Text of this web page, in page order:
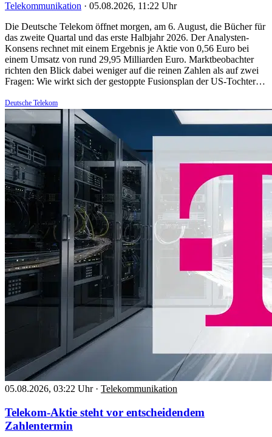
Telekommunikation · 05.08.2026, 11:22 Uhr
Die Deutsche Telekom öffnet morgen, am 6. August, die Bücher für
das zweite Quartal und das erste Halbjahr 2026. Der Analysten-
Konsens rechnet mit einem Ergebnis je Aktie von 0,56 Euro bei
einem Umsatz von rund 29,95 Milliarden Euro. Marktbeobachter
richten den Blick dabei weniger auf die reinen Zahlen als auf zwei
Fragen: Wie wirkt sich der gestoppte Fusionsplan der US-Tochter…
Deutsche Telekom
05.08.2026, 03:22 Uhr · Telekommunikation
Telekom-Aktie steht vor entscheidendem
Zahlentermin